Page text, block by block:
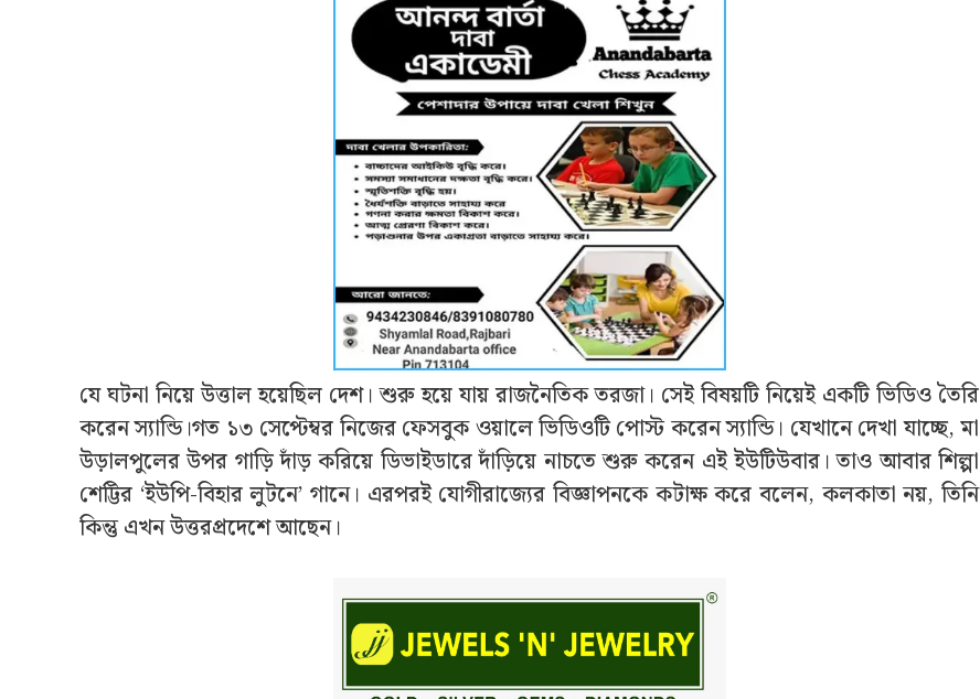
যে ঘটনা নিয়ে উত্তাল হয়েছিল দেশ। শুরু হয়ে যায় রাজনৈতিক তরজা। সেই বিষয়টি নিয়েই একটি ভিডিও তৈরি
করেন স্যান্ডি।গত ১৩ সেপ্টেম্বর নিজের ফেসবুক ওয়ালে ভিডিওটি পোস্ট করেন স্যান্ডি। যেখানে দেখা যাচ্ছে, মা
উড়ালপুলের উপর গাড়ি দাঁড় করিয়ে ডিভাইডারে দাঁড়িয়ে নাচতে শুরু করেন এই ইউটিউবার। তাও আবার শিল্পা
শেট্টির ‘ইউপি-বিহার লুটনে’ গানে। এরপরই যোগীরাজ্যের বিজ্ঞাপনকে কটাক্ষ করে বলেন, কলকাতা নয়, তিনি
কিন্তু এখন উত্তরপ্রদেশে আছেন।